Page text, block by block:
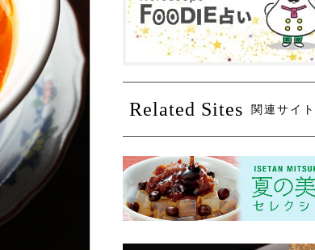
Related Sites 関連サイト